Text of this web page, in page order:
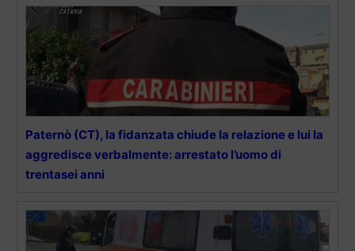
Paternò (CT), la fidanzata chiude la relazione e lui la
aggredisce verbalmente: arrestato l’uomo di
trentasei anni